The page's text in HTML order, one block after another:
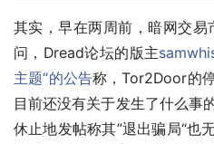
其实，早在两周前，暗网交
问，Dread论坛的版主
主题“的公告称，Tor2Door的
目前还没有关于发生了什么事
休止地发帖称其”退出骗局“也